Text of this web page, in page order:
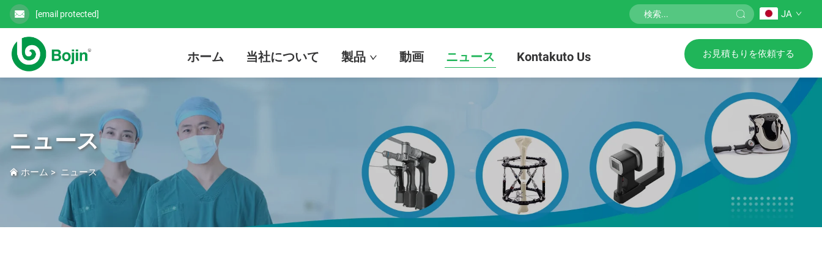
[email protected] JA
ホーム 当社について 製品 動画 ニュース Kontakuto Us お見積もりを依頼する
ニュース
ホーム > ニュース